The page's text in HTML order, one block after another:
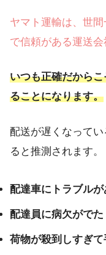
ヤマト運輸は、世
で信頼がある運送会
いつも正確だから
ることになります。
配送が遅くなって
ると推測されます。
配達車にトラブルが
配達員に病欠がでた
荷物が殺到しすぎ